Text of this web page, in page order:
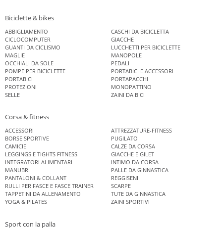
Biciclette & bikes
ABBIGLIAMENTO
CASCHI DA BICICLETTA
CICLOCOMPUTER
GIACCHE
GUANTI DA CICLISMO
LUCCHETTI PER BICICLETTE
MAGLIE
MANOPOLE
OCCHIALI DA SOLE
PEDALI
POMPE PER BICICLETTE
PORTABICI E ACCESSORI
PORTABICI
PORTAPACCHI
PROTEZIONI
MONOPATTINO
SELLE
ZAINI DA BICI
Corsa & fitness
ACCESSORI
ATTREZZATURE-FITNESS
BORSE SPORTIVE
PUGILATO
CAMICIE
CALZE DA CORSA
LEGGINGS E TIGHTS FITNESS
GIACCHE E GILET
INTEGRATORI ALIMENTARI
INTIMO DA CORSA
MANUBRI
PALLE DA GINNASTICA
PANTALONI & COLLANT
REGGISENI
RULLI PER FASCE E FASCE TRAINER
SCARPE
TAPPETINI DA ALLENAMENTO
TUTE DA GINNASTICA
YOGA & PILATES
ZAINI SPORTIVI
Sport con la palla